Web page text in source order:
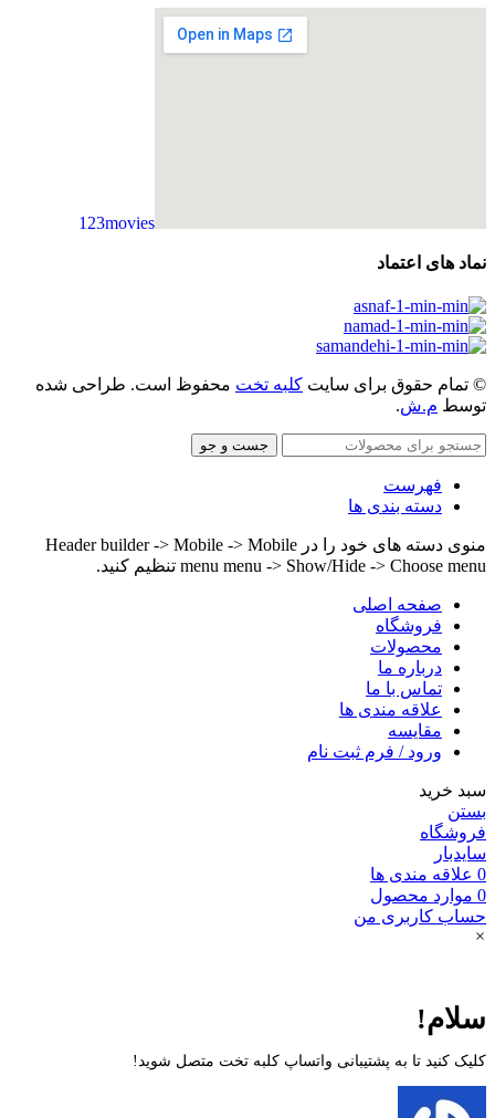
123movies
نماد های اعتماد
© تمام حقوق برای سایت کلبه تخت محفوظ است. طراحی شده
توسط م.ش.
جست و جو
فهرست
دسته بندی ها
منوی دسته های خود را در Header builder -> Mobile -> Mobile
menu menu -> Show/Hide -> Choose menu تنظیم کنید.
صفحه اصلی
فروشگاه
محصولات
درباره ما
تماس با ما
علاقه مندی ها
مقایسه
ورود / فرم ثبت نام
سبد خرید
بستن
فروشگاه
سایدبار
0 علاقه مندی ها
0 موارد محصول
حساب کاربری من
×
سلام!
کلیک کنید تا به پشتیبانی واتساپ کلبه تخت متصل شوید!